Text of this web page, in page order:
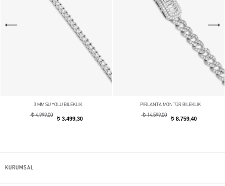
3 MM SU YOLU BILEKLIK
t4.999,00
t 3.499,30
PIRLANTA MONTÜR BILEKLIK
t14.599,00
t8.759,40
KURUMSAL